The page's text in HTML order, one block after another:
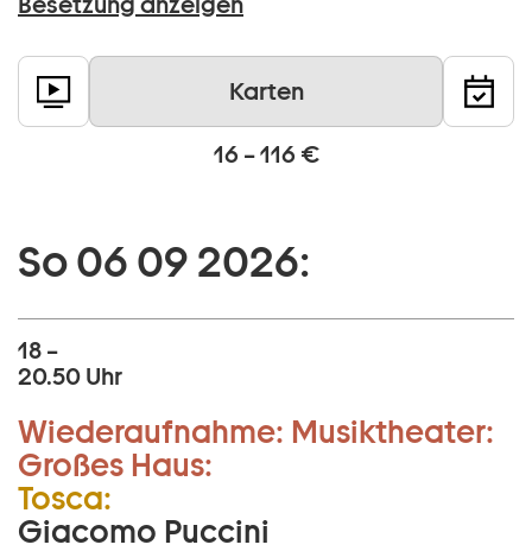
Karten
16 – 116 €
So 06 09 2026:
18 –
20.50 Uhr
Wiederaufnahme: Musiktheater:
Großes Haus:
Tosca:
Giacomo Puccini